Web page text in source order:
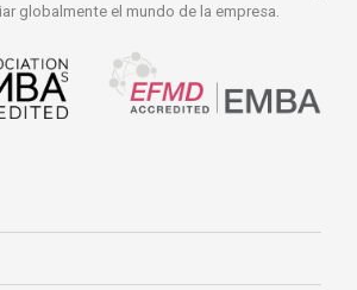
globalmente el mundo de la empresa.